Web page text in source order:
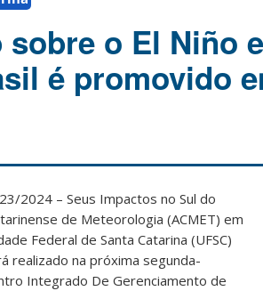
o El Niño
é promovido
2024 – Seus Impactos no Sul do
de Meteorologia (ACMET) em
Federal de Santa Catarina (UFSC)
realizado na próxima segunda-
Integrado De Gerenciamento de